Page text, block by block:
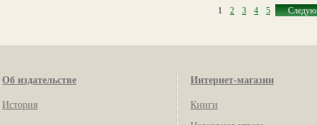
1 2 3 4 5
Об издательстве
История
Интернет-магазин
Книги